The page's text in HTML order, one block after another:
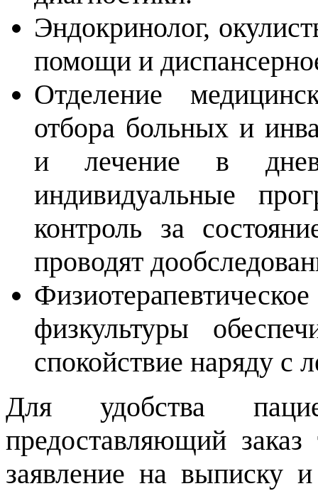
Эндокринолог,
помощи и
Отделение
отбора больных и
и лечение в
индивидуальные
контроль за
проводят
физкультуры
спокойствие наряду с
Для удобства
предоставляющий
заявление на выписку